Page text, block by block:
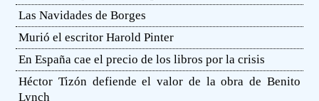
Las Navidades de Borges
Murió el escritor Harold Pinter
En España cae el precio de los libros por la crisis
Héctor Tizón defiende el valor de la obra de Benito
Lynch